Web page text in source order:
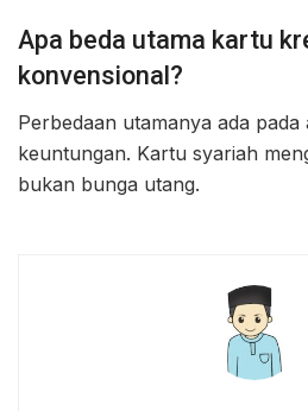
Apa beda utama kartu
konvensional?
Perbedaan utamanya ada pada
keuntungan. Kartu syariah
bukan bunga utang.